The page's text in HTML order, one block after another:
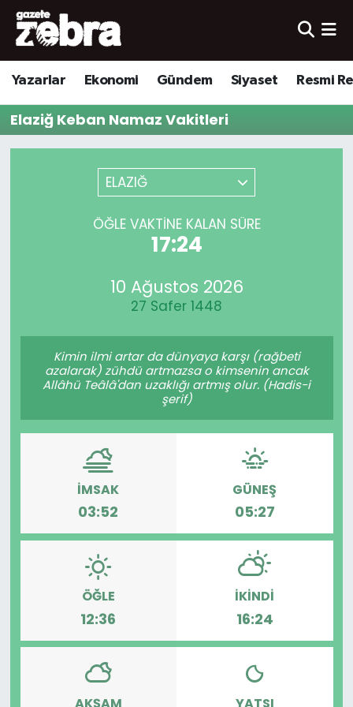
Yazarlar Ekonomi Gündem Siyaset Resmi
Elaziğ Keban Namaz Vakitleri
ELAZIĞ
ÖĞLE VAKTINE KALAN SÜRE
17:24
10 Ağustos 2026
27 Safer 1448
Kimin ilmi artar da dünyaya karşı (rağbeti
azalarak) zühdü artmazsa o kimsenin ancak
Allâhü Teâlâ'dan uzaklığı artmış olur. (Hadis-i
şerif)
İMSAK
03:52
GÜNEŞ
05:27
ÖĞLE
12:36
İKINDI
16:24
AKŞAM YATSI
Yazarlar
Ekonomi
Kültür-Sanat
Nöbetçi Eczaneler
Hava Durumu
Trafik Durumu
Süper Lig Puan Durumu ve Fikstür
Tüm Manşetler